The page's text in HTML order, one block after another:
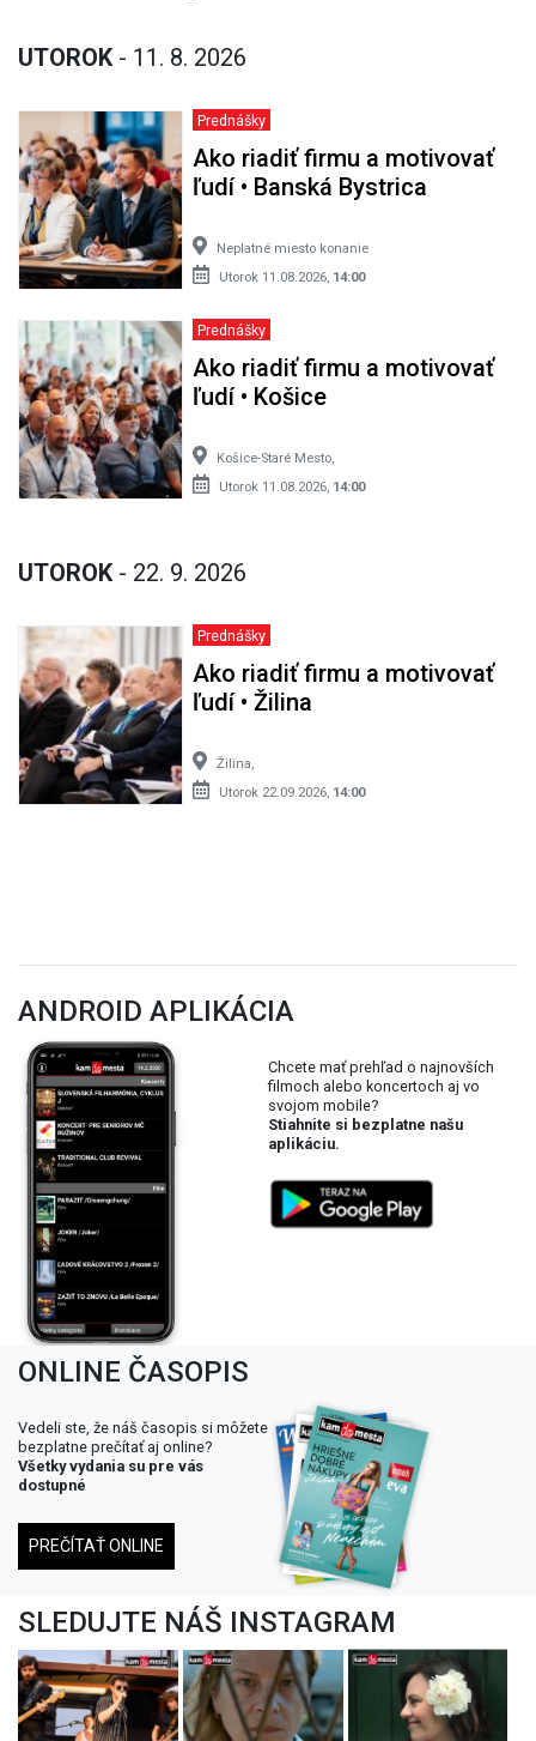
UTOROK- 11. 8. 2026
Prednášky
Ako riadiť firmu a motivovať
ľudí • Banská Bystrica
Neplatné miesto konanie
Utorok 11.08.2026, 14:00
Prednášky
Ako riadiť firmu a motivovať
ľudí • Košice
Košice-Staré Mesto,
Utorok 11.08.2026, 14:00
UTOROK- 22. 9. 2026
Prednášky
Ako riadiť firmu a motivovať
ľudí • Žilina
Žilina,
Utorok 22.09.2026, 14:00
ANDROID APLIKÁCIA
Chcete mať prehľad o najnovších
filmoch alebo koncertoch aj vo
svojom mobile?
Stiahnite si bezplatne našu
aplikáciu.
ONLINE ČASOPIS
Vedeli ste, že náš časopis si môžete
bezplatne prečítať aj online?
Všetky vydania su pre vás
dostupné
PREČÍTAŤ ONLINE
SLEDUJTE NÁŠ INSTAGRAM